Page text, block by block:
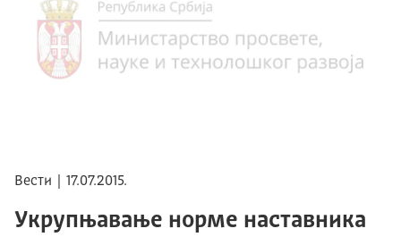
Вести | 17.07.2015.
Укрупњавање норме наставника